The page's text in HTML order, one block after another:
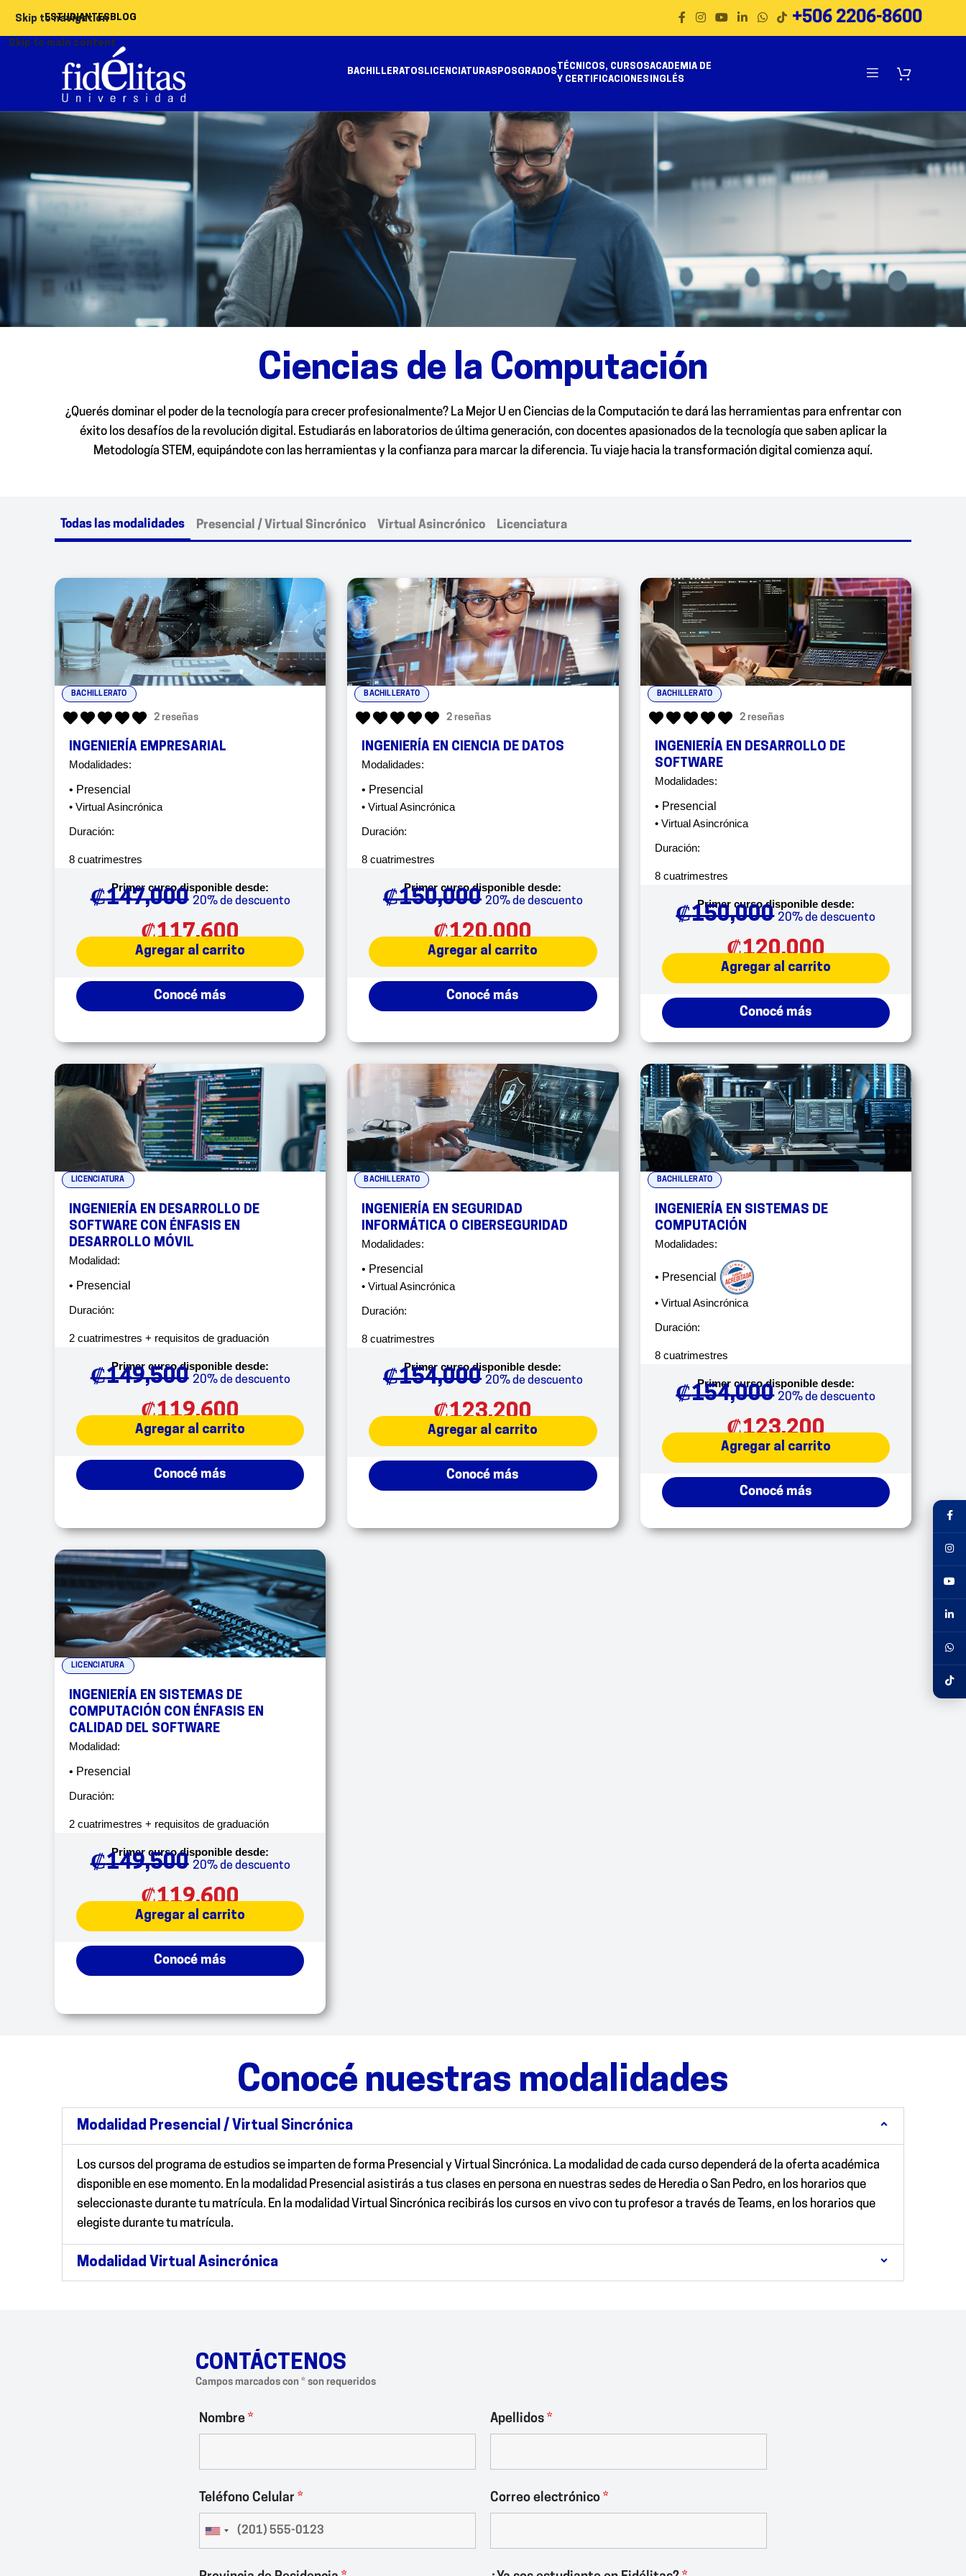
Skip to navigation
Skip to main content
ESTUDIANTES BLOG +506 2206-8600
BACHILLERATOS LICENCIATURAS POSGRADOS
TÉCNICOS, CURSOS
Y CERTIFICACIONES
ACADEMIA DE
INGLÉS
Ciencias de la Computación
¿Querés dominar el poder de la tecnología para crecer profesionalmente? La Mejor U en Ciencias de la Computación te dará las herramientas para enfrentar con
éxito los desafíos de la revolución digital. Estudiarás en laboratorios de última generación, con docentes apasionados de la tecnología que saben aplicar la
Metodología STEM, equipándote con las herramientas y la confianza para marcar la diferencia. Tu viaje hacia la transformación digital comienza aquí.
Presencial / Virtual Sincrónico Virtual Asincrónico Licenciatura
Todas las modalidades
BACHILLERATO
2 reseñas
INGENIERÍA EMPRESARIAL
Modalidades:
• Presencial
• Virtual Asincrónica
Duración:
8 cuatrimestres
Primer curso disponible desde:
₡147,000 20% de descuento
₡117,600
Agregar al carrito
Conocé más
BACHILLERATO
2 reseñas
INGENIERÍA EN CIENCIA DE DATOS
Modalidades:
• Presencial
• Virtual Asincrónica
Duración:
8 cuatrimestres
Primer curso disponible desde:
₡150,000 20% de descuento
₡120,000
Agregar al carrito
Conocé más
BACHILLERATO
2 reseñas
INGENIERÍA EN DESARROLLO DE
SOFTWARE
Modalidades:
• Presencial
• Virtual Asincrónica
Duración:
8 cuatrimestres
Primer curso disponible desde:
₡150,000 20% de descuento
₡120,000
Agregar al carrito
Conocé más
LICENCIATURA
INGENIERÍA EN DESARROLLO DE
SOFTWARE CON ÉNFASIS EN
DESARROLLO MÓVIL
Modalidad:
• Presencial
Duración:
2 cuatrimestres + requisitos de graduación
Primer curso disponible desde:
₡149,500 20% de descuento
₡119,600
Agregar al carrito
Conocé más
BACHILLERATO
INGENIERÍA EN SEGURIDAD
INFORMÁTICA O CIBERSEGURIDAD
Modalidades:
• Presencial
• Virtual Asincrónica
Duración:
8 cuatrimestres
Primer curso disponible desde:
₡154,000 20% de descuento
₡123,200
Agregar al carrito
Conocé más
BACHILLERATO
INGENIERÍA EN SISTEMAS DE
COMPUTACIÓN
Modalidades:
• Presencial
• Virtual Asincrónica
Duración:
8 cuatrimestres
Primer curso disponible desde:
₡154,000 20% de descuento
₡123,200
Agregar al carrito
Conocé más
LICENCIATURA
INGENIERÍA EN SISTEMAS DE
COMPUTACIÓN CON ÉNFASIS EN
CALIDAD DEL SOFTWARE
Modalidad:
• Presencial
Duración:
2 cuatrimestres + requisitos de graduación
Primer curso disponible desde:
₡149,500 20% de descuento
₡119,600
Agregar al carrito
Conocé más
Conocé nuestras modalidades
Modalidad Presencial / Virtual Sincrónica
Los cursos del programa de estudios se imparten de forma Presencial y Virtual Sincrónica. La modalidad de cada curso dependerá de la oferta académica
disponible en ese momento. En la modalidad Presencial asistirás a tus clases en persona en nuestras sedes de Heredia o San Pedro, en los horarios que
seleccionaste durante tu matrícula. En la modalidad Virtual Sincrónica recibirás los cursos en vivo con tu profesor a través de Teams, en los horarios que
elegiste durante tu matrícula.
Modalidad Virtual Asincrónica
CONTÁCTENOS
Campos marcados con * son requeridos
Nombre * Apellidos*
Teléfono Celular * Correo electrónico*